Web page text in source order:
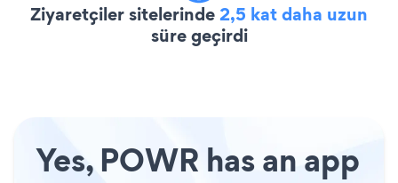
Ziyaretçiler sitelerinde2,5 kat daha uzun
süre geçirdi
Yes, POWR has an app